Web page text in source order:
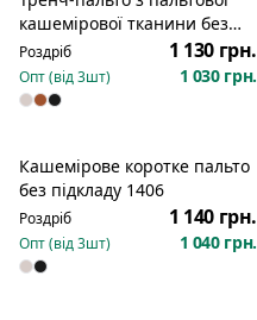
кашемірової тканини без
підкладки 387
Роздріб 1 130 грн.
Опт (від3шт) 1 030 грн.
Кашемірове коротке пальто
без підкладу 1406
Роздріб 1 140 грн.
Опт (від3шт) 1 040 грн.